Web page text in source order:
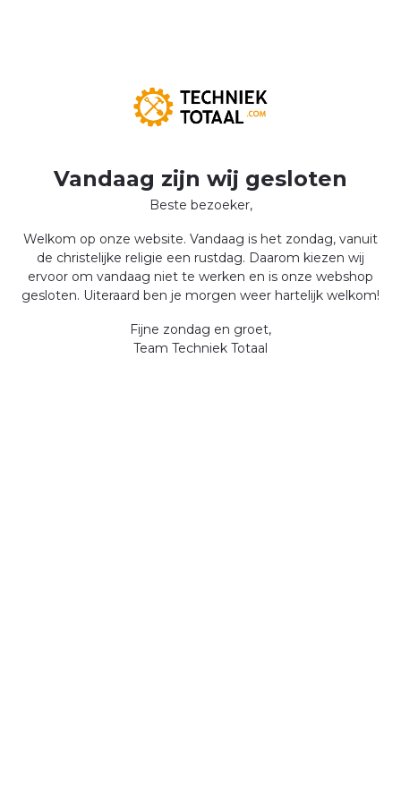
Vandaag zijn wij gesloten
Beste bezoeker,
Welkom op onze website. Vandaag is het zondag, vanuit
de christelijke religie een rustdag. Daarom kiezen wij
ervoor om vandaag niet te werken en is onze webshop
gesloten. Uiteraard ben je morgen weer hartelijk welkom!
Fijne zondag en groet,
Team Techniek Totaal